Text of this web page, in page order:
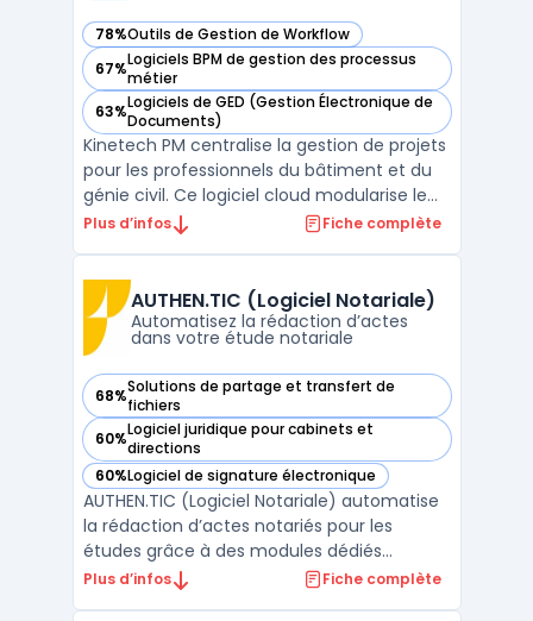
78%Outils de Gestion de Workflow
— voir Kinetech PM dans cette catégorie
67%Logiciels BPM de gestion des processus
métier
— voir Kinetech PM dans cette catégorie
63%Logiciels de GED (Gestion Électronique de
Documents)
— voir Kinetech PM dans cette catégorie
Kinetech PM centralise la gestion de projets
pour les professionnels du bâtiment et du
génie civil. Ce logiciel cloud modularise le
pilotage de chantier, en digitalisant
gestion financière. L'utilisation de gestion
de projet ...
Plus d’infos Fiche complète
AUTHEN.TIC (Logiciel Notariale)
Automatisez la rédaction d’actes
dans votre étude notariale
68%Solutions de partage et transfert de
fichiers
— voir AUTHEN.TIC (Logiciel Notariale) dans cette catégorie
60%Logiciel juridique pour cabinets et
directions
— voir AUTHEN.TIC (Logiciel Notariale) dans cette catégorie
60%Logiciel de signature électronique
— voir AUTHEN.TIC (Logiciel Notariale) dans cette catégorie
AUTHEN.TIC (Logiciel Notariale) automatise
la rédaction d’actes notariés pour les
études grâce à des modules dédiés
intégrant intelligence artificielle notariale et
Plus d’infos Fiche complète